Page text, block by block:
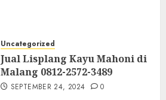
Uncategorized
Jual Lisplang Kayu Mahoni di
Malang 0812-2572-3489
SEPTEMBER 24, 2024 0